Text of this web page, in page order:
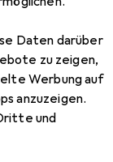
Daten darüber
zu zeigen,
Werbung auf
anzuzeigen.
und
G-
Global